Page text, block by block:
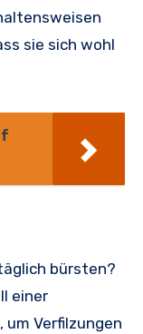
sie sich wohl
bürsten?
einer
Verfilzungen